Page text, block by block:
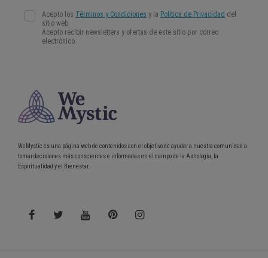
WeMystic es una página web de contenidos con el objetivo de ayudar a nuestra comunidad a
tomar decisiones más conscientes e informadas en el campo de la Astrología, la
Espiritualidad y el Bienestar.